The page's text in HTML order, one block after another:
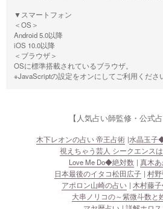
▼スマートフォン
＜OS＞
Android 5.0以降
iOS 10.0以降
＜ブラウザ＞
OSに標準搭載されているブラウザ。
※JavaScriptの設定をオンにしてご利用くださ
【人気占い師監修・公式
木下レオンの占い 帝王占術 水晶玉子
視えちゃう芸人 シークエンス
Love Me Do◆絶対数
真木
日本最後のイタコ松田広子
村
アポロン山崎の占い
木村藤
大串ノリコの～紫微斗数と